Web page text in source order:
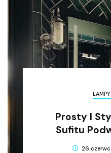
Prosty I
Sufitu
Simple26